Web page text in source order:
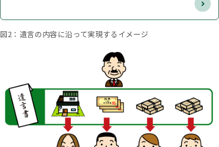
図2：遺言の内容に沿って実現するイメージ